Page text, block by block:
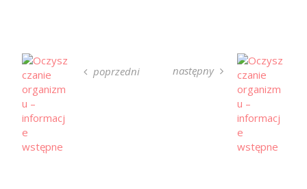
poprzedni następny